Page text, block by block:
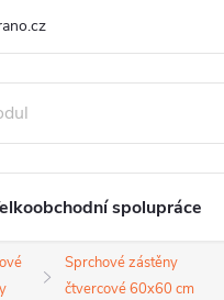
232
míru
spolupráce
Sprchové zástěny
čtvercové 60x60 cm